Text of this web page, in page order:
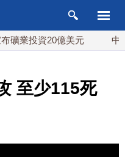
資20億美元 中東局勢
至少115死